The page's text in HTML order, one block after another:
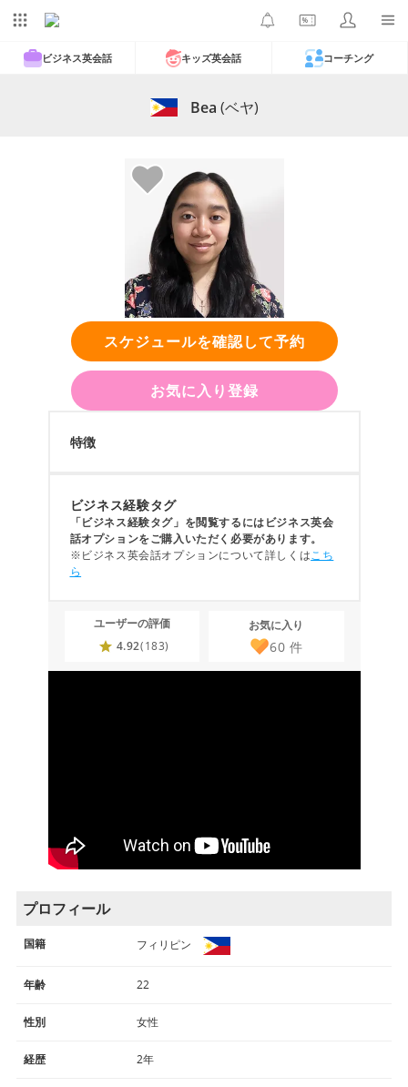
ビジネス英会話 キッズ英会話 コーチング
Bea (ベヤ)
スケジュールを確認して予約
お気に入り登録
特徴
ビジネス経験タグ
「ビジネス経験タグ」を閲覧するにはビジネス英会
話オプションをご購入いただく必要があります。
※ビジネス英会話オプションについて詳しくはこち
ら
ユーザーの評価
4.92(183)
お気に入り
60 件
プロフィール
国籍 フィリピン
年齢 22
性別 女性
経歴 2年